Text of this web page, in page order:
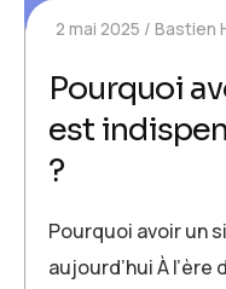
2 mai 2025 Bastien
Pourquoi
est
?
Pourquoi avoir un
aujourd’hui À